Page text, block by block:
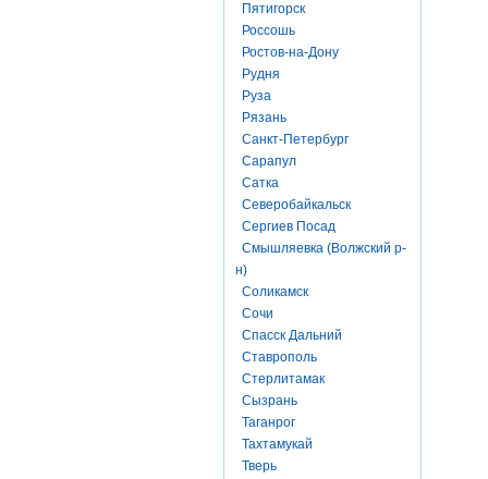
Пятигорск
Россошь
Ростов-на-Дону
Рудня
Руза
Рязань
Санкт-Петербург
Сарапул
Сатка
Северобайкальск
Сергиев Посад
Смышляевка (Волжский р-
н)
Соликамск
Сочи
Спасск Дальний
Ставрополь
Стерлитамак
Сызрань
Таганрог
Тахтамукай
Тверь